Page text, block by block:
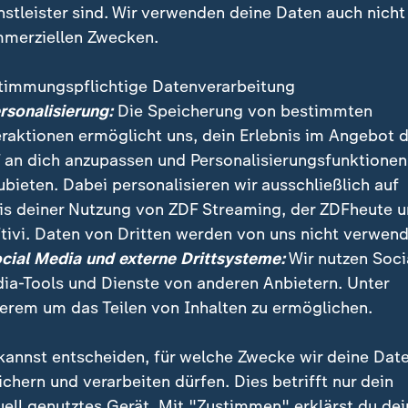
wollen unabhängig von Dänemark werden. Auch
des Tourismus angekurbelt werden. Doch die
ist durch den Klimawandel stark bedroht.
sind. Wir verwenden deine Daten auch nicht
Zwecken.
Datenverarbeitung
Die Speicherung von bestimmten
ermöglicht uns, dein Erlebnis im Angebot
an dich anzupassen und Personalisierungsfunktionen
Dabei personalisieren wir ausschließlich auf
deiner Nutzung von ZDF Streaming, der ZDFheute
Daten von Dritten werden von uns nicht
Media und externe Drittsysteme:Wir nutzen
Tools und Dienste von anderen Anbietern. Unter
um das Teilen von Inhalten zu ermöglichen.
entscheiden, für welche Zwecke wir deine
und verarbeiten dürfen. Dies betrifft nur dein